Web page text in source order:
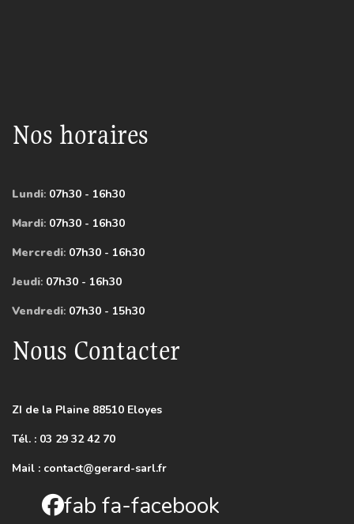
Nos horaires
Lundi: 07h30 - 16h30
Mardi: 07h30 - 16h30
Mercredi: 07h30 - 16h30
Jeudi: 07h30 - 16h30
Vendredi: 07h30 - 15h30
Nous Contacter
ZI de la Plaine 88510 Eloyes
Tél. : 03 29 32 42 70
Mail : contact@gerard-sarl.fr
fab fa-facebook